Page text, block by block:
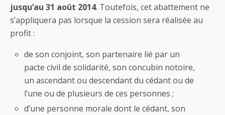
jusqu’au 31 août 2014. Toutefois, cet abattement ne
s’appliquera pas lorsque la cession sera réalisée au
profit :
de son conjoint, son partenaire lié par un
pacte civil de solidarité, son concubin notoire,
un ascendant ou descendant du cédant ou de
l’une ou de plusieurs de ces personnes ;
d’une personne morale dont le cédant, son